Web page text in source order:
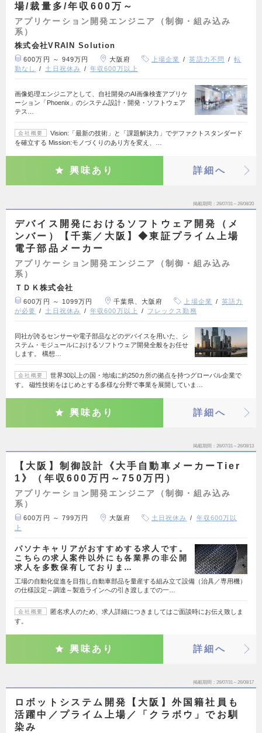
場/裁量多/年収600万～
アプリケーション開発エンジニア（制御・組み込み
系）
株式会社VRAIN Solution
600万円 ～ 949万円 大阪府 上場企業 英語力不問
転
勤なし
土日祝休み 年収600万以上
画像処理エンジニアとして、自社開発のAI画像検査アプリケ
ーション「Phoenix」のシステム設計・開発・ソフトウェア
テス…
会社概要
Vision:「最新の技術」と「課題解決力」でデファクトスタンダード
を確立する Mission:モノづくりのあり方を変え、…
興味あり 詳細へ
掲載期間 26/07/31～26/08/20
デバイス開発におけるソフトウェア開発（メ
ンバー）【千葉／大阪】◆東証プライム上場
電子部品メーカー
アプリケーション開発エンジニア（制御・組み込み
系）
ＴＤＫ株式会社
600万円 ～ 1099万円 千葉県、大阪府 上場企業
英語力
が必要
土日祝休み 年収600万以上 フレックス勤務
同社が誇るセンサーや電子部品などのデバイスを用いた、シ
ステム・モジュールにおけるソフトウェア開発全般をお任せ
します。 構想…
会社概要
世界30以上の国・地域に約250カ所の拠点を持つグローバル企業で
す。 磁性技術をはじめとする多様な分野で事業を展開していま…
興味あり 詳細へ
掲載期間 26/07/31～26/08/13
【大阪】制御設計《大手自動車メーカーTier
1》（年収600万円～750万円）
アプリケーション開発エンジニア（制御・組み込み
系）
600万円 ～ 799万円 大阪府 土日祝休み
年収600万以
上
パソナキャリアがおすすめする求人です。
こちらの求人案件以外にも各業界の非公開
求人を多数保有しておりま…
工場の自動化促進を目指し自動車部品を量産する組み立て設備（治具／専用機）
の仕様設定～調達～製造ラインへの引き渡しまでの一…
会社概要
匿名求人のため、求人詳細につきましてはご面談時にお伝え致しま
す。
興味あり 詳細へ
掲載期間 26/07/31～26/08/17
ロボットシステム開発【大阪】外国籍社員も
活躍中／プライム上場／「クラボウ」でお馴
染み